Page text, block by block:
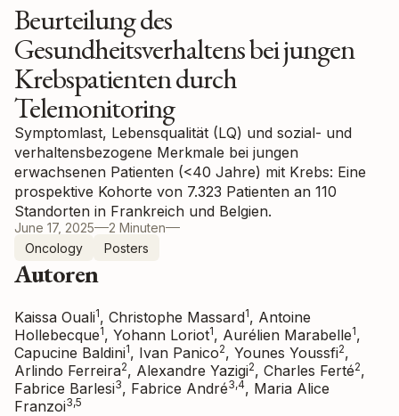
Beurteilung des
Gesundheitsverhaltens bei jungen
Krebspatienten durch
Telemonitoring
Symptomlast, Lebensqualität (LQ) und sozial- und
verhaltensbezogene Merkmale bei jungen
erwachsenen Patienten (<40 Jahre) mit Krebs: Eine
prospektive Kohorte von 7.323 Patienten an 110
Standorten in Frankreich und Belgien.
June 17, 2025
2 Minuten
Oncology
Posters
Autoren
Kaissa Ouali1, Christophe Massard1, Antoine
Hollebecque1, Yohann Loriot1, Aurélien Marabelle1,
Capucine Baldini1, Ivan Panico2, Younes Youssfi2,
Arlindo Ferreira2, Alexandre Yazigi2, Charles Ferté2,
Fabrice Barlesi3, Fabrice André3,4, Maria Alice
Franzoi3,5